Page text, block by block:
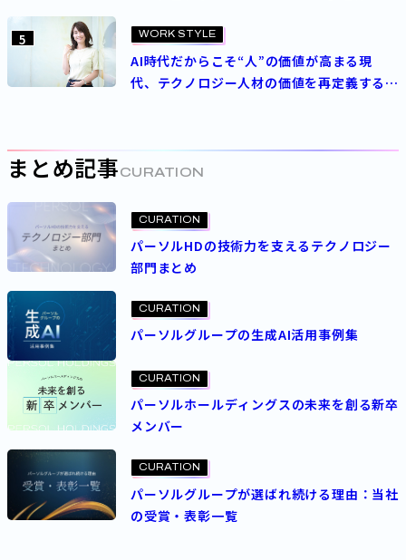
30を超える基幹システムを“無風”でクラウド
に。パーソルテンプスタッフが挑むアプリリ
フト
パーソルホールディングス ITコンサルタント
5 WORK STYLE
AI時代だからこそ“人”の価値が高まる現
代、テクノロジー人材の価値を再定義する
まとめ記事 CURATION
CURATION
パーソルHDの技術力を支えるテクノロジー
部門まとめ
CURATION
パーソルグループの生成AI活用事例集
CURATION
パーソルホールディングスの未来を創る新卒
メンバー
CURATION
パーソルグループが選ばれ続ける理由：当社
の受賞・表彰一覧